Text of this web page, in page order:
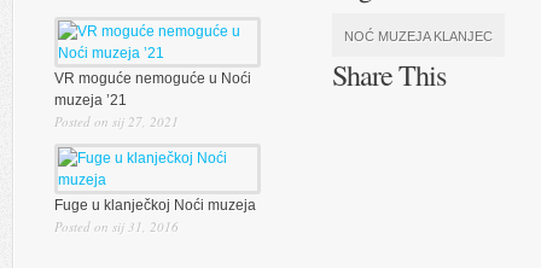
VR moguće nemoguće u Noći
muzeja ’21
Posted on sij 27, 2021
Fuge u klanječkoj Noći muzeja
Posted on sij 31, 2016
NOĆ MUZEJA KLANJEC
Share This